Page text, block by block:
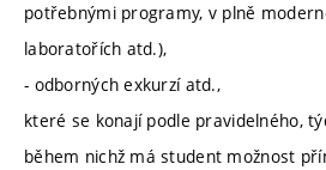
potřebnými programy, v plně
laboratořích atd.),
- odborných exkurzí atd.,
které se konají podle pravidelného,
během nichž má student možnost